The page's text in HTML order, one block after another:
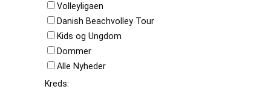
Volleyligaen
Danish Beachvolley Tour
Kids og Ungdom
Dommer
Alle Nyheder
Kreds: